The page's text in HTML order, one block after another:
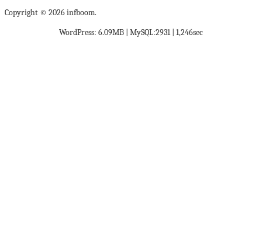
Copyright © 2026 infboom.
WordPress: 6.09MB | MySQL:2931 | 1,246sec